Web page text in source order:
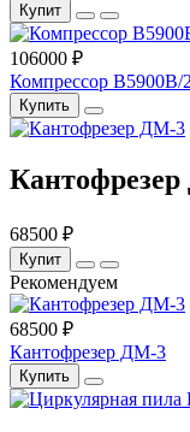
Купит
106000 ₽
Компрессор
Купить
68500 ₽
Купит
Рекомендуем
68500 ₽
Кантофрезер ДМ-3
Купить